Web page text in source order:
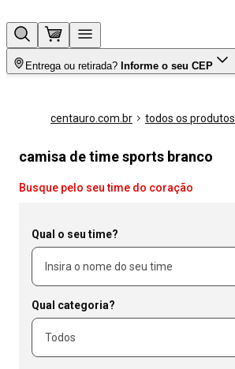
Entrega ou retirada? Informe o seu CEP
centauro.com.br todos os produtos
camisa de time sports branco
Busque pelo seu time do coração
Qual o seu time?
Qual categoria?